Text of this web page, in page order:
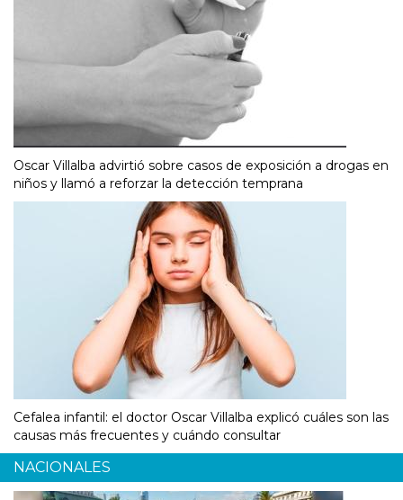
Oscar Villalba advirtió sobre casos de exposición a drogas en
niños y llamó a reforzar la detección temprana
Cefalea infantil: el doctor Oscar Villalba explicó cuáles son las
causas más frecuentes y cuándo consultar
NACIONALES